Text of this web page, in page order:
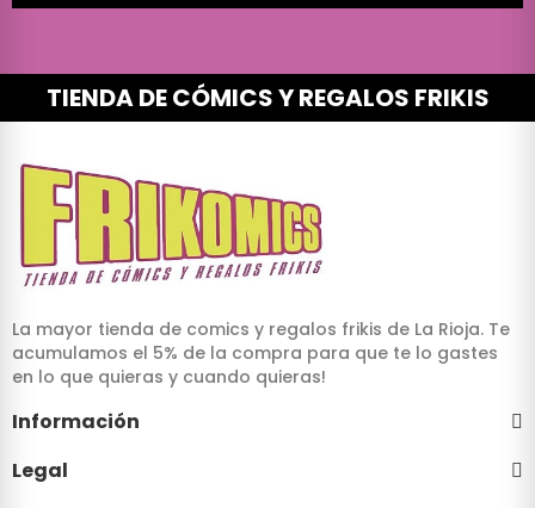
TIENDA DE CÓMICS Y REGALOS FRIKIS
La mayor tienda de comics y regalos frikis de La Rioja. Te
acumulamos el 5% de la compra para que te lo gastes
en lo que quieras y cuando quieras!
Información
Legal